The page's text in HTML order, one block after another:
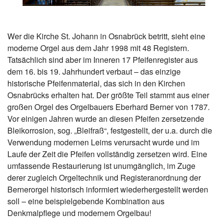
Wer die Kirche St. Johann in Osnabrück betritt, sieht eine
moderne Orgel aus dem Jahr 1998 mit 48 Registern.
Tatsächlich sind aber im Inneren 17 Pfeifenregister aus
dem 16. bis 19. Jahrhundert verbaut – das einzige
historische Pfeifenmaterial, das sich in den Kirchen
Osnabrücks erhalten hat. Der größte Teil stammt aus einer
großen Orgel des Orgelbauers Eberhard Berner von 1787.
Vor einigen Jahren wurde an diesen Pfeifen zersetzende
Bleikorrosion, sog. „Bleifraß“, festgestellt, der u.a. durch die
Verwendung modernen Leims verursacht wurde und im
Laufe der Zeit die Pfeifen vollständig zersetzen wird. Eine
umfassende Restaurierung ist unumgänglich, im Zuge
derer zugleich Orgeltechnik und Registeranordnung der
Bernerorgel historisch informiert wiederhergestellt werden
soll – eine beispielgebende Kombination aus
Denkmalpflege und modernem Orgelbau!